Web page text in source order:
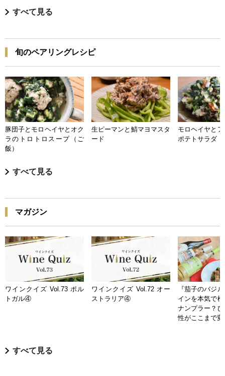
すべて見る
旬のペアリングレシピ
豚団子とモロヘイヤとオク
ラのトロトロスープ（ご
飯）
生ピーマンと鯖マヨマスタ
ード
モロヘイヤと
ポテトサラダ
すべて見る
マガジン
ワインクイズ Vol.73 ポル
トガル④
ワインクイズ Vol.72 オー
ストラリア④
『茄子のバジ
インを本気で
ナンプラー？
性がここまで
すべて見る